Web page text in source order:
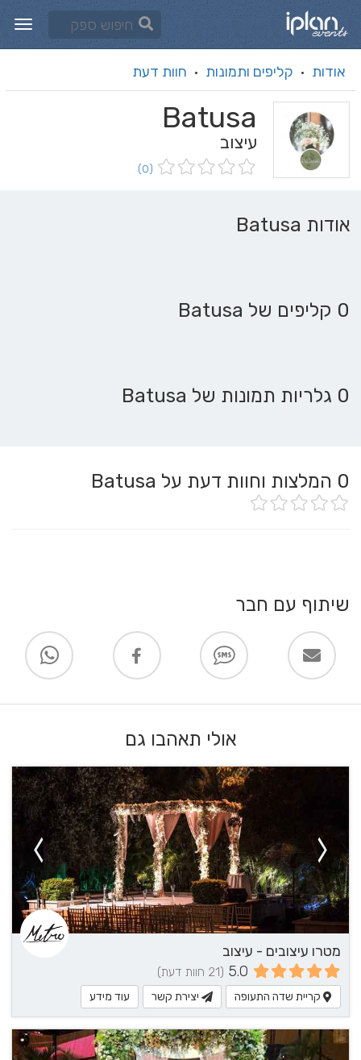
אודות · קליפים ותמונות · חוות דעת
Batusa
עיצוב
(0)
אודות Batusa
0 קליפים של Batusa
0 גלריות תמונות של Batusa
0 המלצות וחוות דעת על Batusa
שיתוף עם חבר
אולי תאהבו גם
מטרו עיצובים - עיצוב
5.0 (21 חוות דעת)
קריית שדה התעופה יצירת קשר עוד מידע